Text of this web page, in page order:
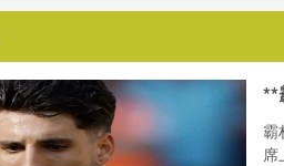
**
霸
席